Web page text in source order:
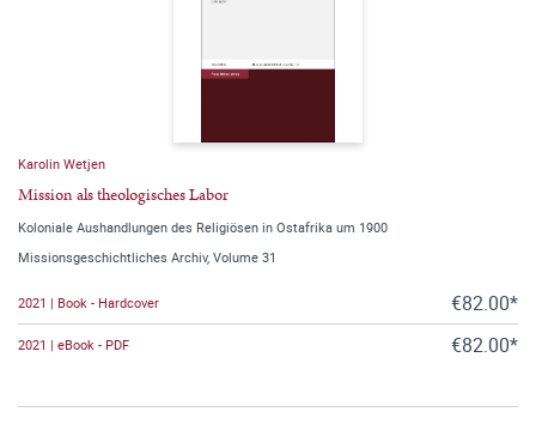
Karolin Wetjen
Mission als theologisches Labor
Koloniale Aushandlungen des Religiösen in Ostafrika um 1900
Missionsgeschichtliches Archiv, Volume 31
2021 | Book - Hardcover €82.00*
2021 | eBook - PDF €82.00*